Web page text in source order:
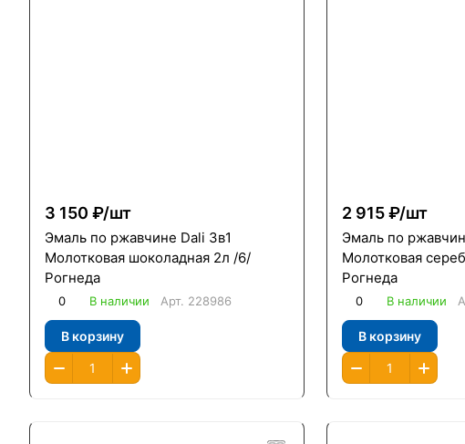
3 150 ₽/шт
Эмаль по ржавчине Dali 3в1
Молотковая шоколадная 2л /6/
Рогнеда
0 В наличии Арт. 228986
В корзину
2 915 ₽/шт
Эмаль по
Молотковая
Рогнеда
0 В наличии
В корзину